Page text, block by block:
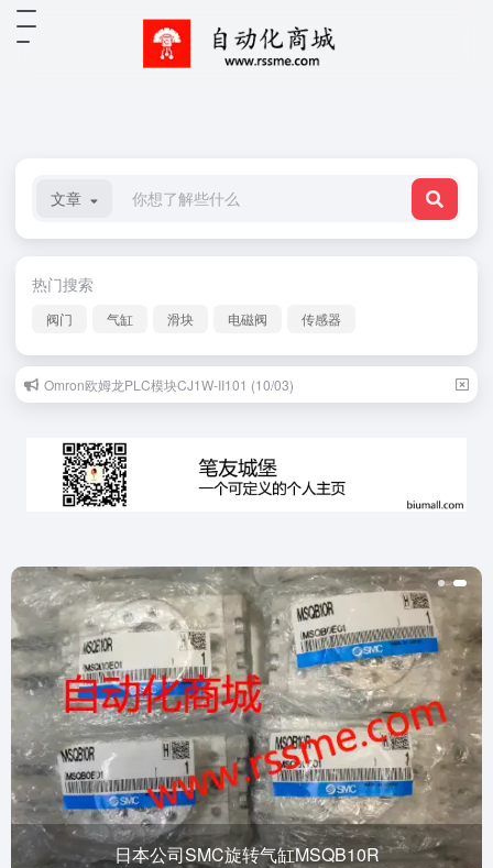
文章
热门搜索
阀门 气缸 滑块 电磁阀 传感器
Omron欧姆龙PLC模块CJ1W-II101 (10/03)
日本公司SMC旋转气缸MSQB10R